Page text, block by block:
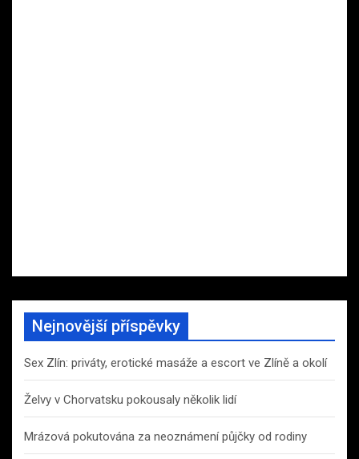
Nejnovější příspěvky
Sex Zlín: priváty, erotické masáže a escort ve Zlíně a okolí
Želvy v Chorvatsku pokousaly několik lidí
Mrázová pokutována za neoznámení půjčky od rodiny